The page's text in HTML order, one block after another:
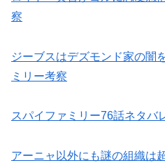
察
ジーブスはデズモンド家の闇
ミリー考察
スパイファミリー76話ネタ
アーニャ以外にも謎の組織は